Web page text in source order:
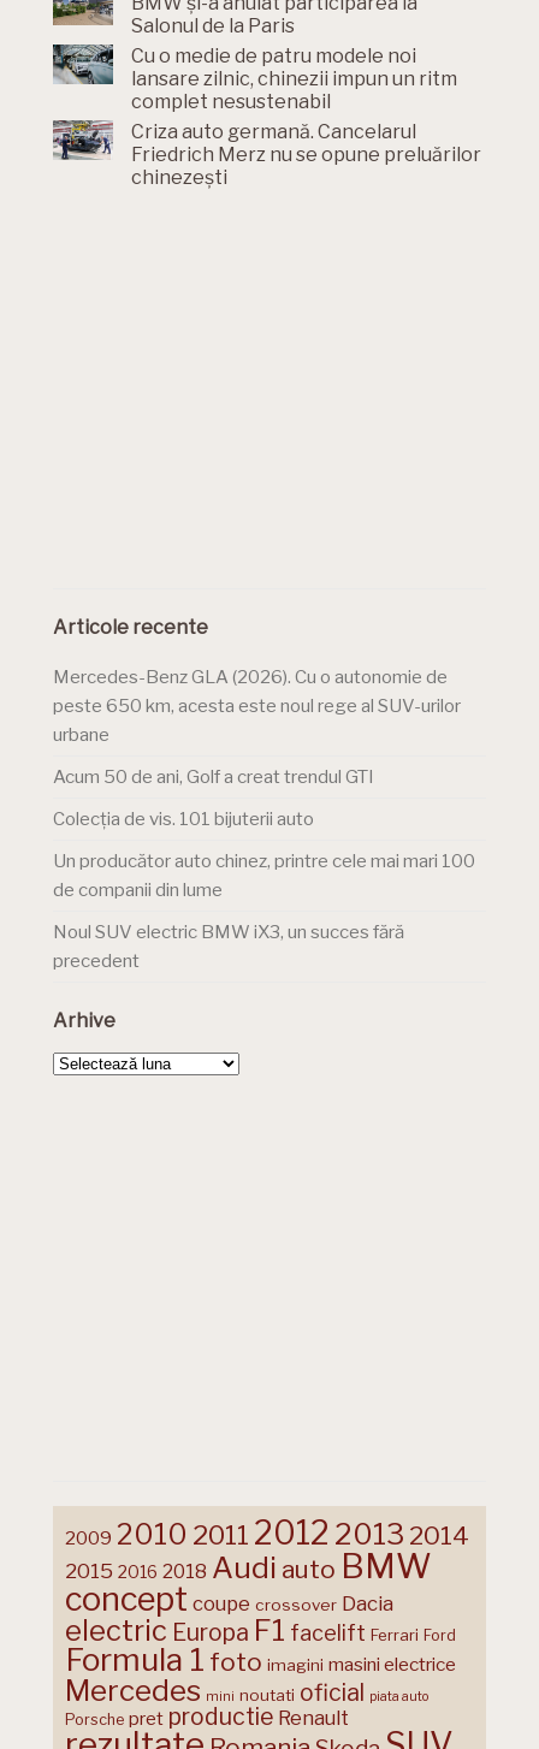
Salonul de la Paris
Cu o medie de patru modele noi
lansare zilnic, chinezii impun un ritm
complet nesustenabil
Criza auto germană. Cancelarul
Friedrich Merz nu se opune preluărilor
chinezești
Articole recente
Mercedes-Benz GLA (2026). Cu o autonomie de
peste 650 km, acesta este noul rege al SUV-urilor
urbane
Acum 50 de ani, Golf a creat trendul GTI
Colecția de vis. 101 bijuterii auto
Un producător auto chinez, printre cele mai mari 100
de companii din lume
Noul SUV electric BMW iX3, un succes fără
precedent
Arhive
Arhive
2009 2010 2011 2012 2013 2014
2015 2016 2018 Audi auto BMW
concept coupe crossover Dacia
electric Europa F1 facelift Ferrari Ford
Formula 1 foto imagini masini electrice
Mercedes mini noutati oficial piata auto
Porsche pret productie Renault